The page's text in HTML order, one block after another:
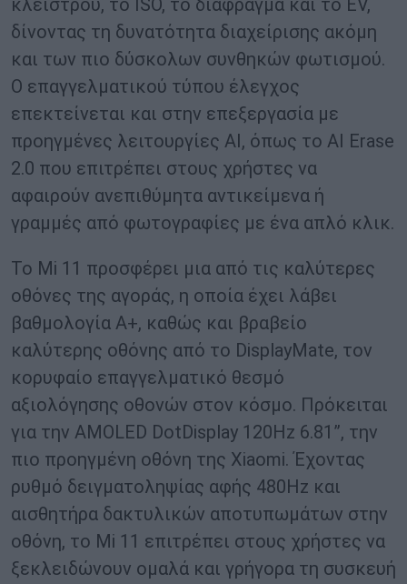
κλείστρου, το ISO, το διάφραγμα και το EV,
δίνοντας τη δυνατότητα διαχείρισης ακόμη
και των πιο δύσκολων συνθηκών φωτισμού.
Ο επαγγελματικού τύπου έλεγχος
επεκτείνεται και στην επεξεργασία με
προηγμένες λειτουργίες AI, όπως το AI Erase
2.0 που επιτρέπει στους χρήστες να
αφαιρούν ανεπιθύμητα αντικείμενα ή
γραμμές από φωτογραφίες με ένα απλό κλικ.
Το Mi 11 προσφέρει μια από τις καλύτερες
οθόνες της αγοράς, η οποία έχει λάβει
βαθμολογία A+, καθώς και βραβείο
καλύτερης οθόνης από το DisplayMate, τον
κορυφαίο επαγγελματικό θεσμό
αξιολόγησης οθονών στον κόσμο. Πρόκειται
για την AMOLED DotDisplay 120Hz 6.81”, την
πιο προηγμένη οθόνη της Xiaomi. Έχοντας
ρυθμό δειγματοληψίας αφής 480Hz και
αισθητήρα δακτυλικών αποτυπωμάτων στην
οθόνη, το Mi 11 επιτρέπει στους χρήστες να
ξεκλειδώνουν ομαλά και γρήγορα τη συσκευή